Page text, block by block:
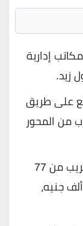
إدارية
زيد.
على طريق
الشيخ زايد 1 بالقرب من المحور
تبدأ مساحة الوحدة في أبراج زيد ستريب من 77
مترًا مربعًا، ويبدأ سعر المتر من 47 ألف جنيه،